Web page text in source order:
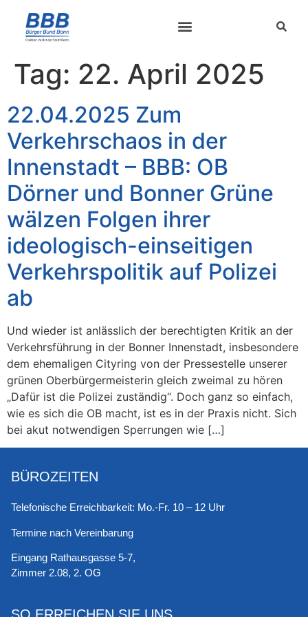
Tag: 22. April 2025
22.04.2025 Zum
Verkehrschaos in der
Innenstadt – BBB: OB
Dörner und Bonner Grüne
wälzen Folgen ihrer
ideologisch-einseitigen
Verkehrspolitik auf Polizei
ab
Und wieder ist anlässlich der berechtigten Kritik an der
Verkehrsführung in der Bonner Innenstadt, insbesondere
dem ehemaligen Cityring von der Pressestelle unserer
grünen Oberbürgermeisterin gleich zweimal zu hören
„Dafür ist die Polizei zuständig“. Doch ganz so einfach,
wie es sich die OB macht, ist es in der Praxis nicht. Sich
bei akut notwendigen Sperrungen wie […]
BÜROZEITEN
Telefonische Erreichbarkeit: Mo.-Fr. 10 – 12 Uhr
Termine nach Vereinbarung
Eingang Rathausgasse 5-7,
Zimmer 2.08, 2. OG
SO ERREICHEN SIE UNS